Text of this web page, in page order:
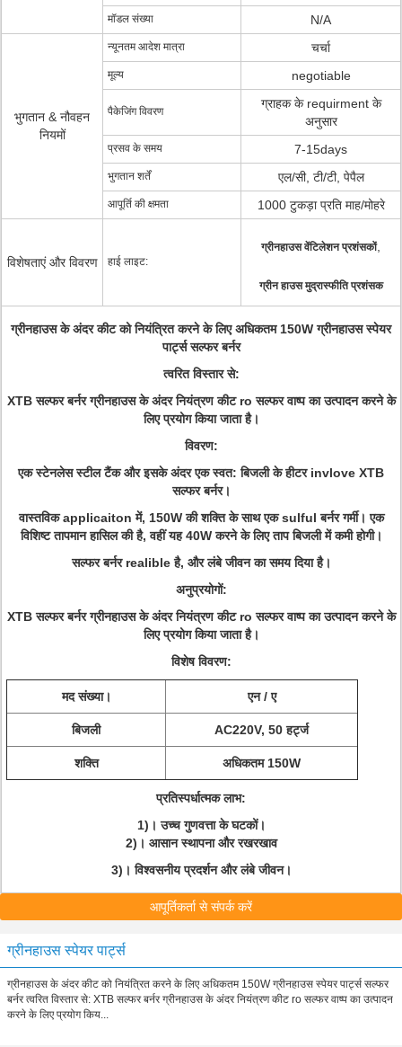
मॉडल संख्या N/A
भुगतान & नौवहन
नियमों
न्यूनतम आदेश मात्रा चर्चा
मूल्य negotiable
पैकेजिंग विवरण
ग्राहक के requirment के
अनुसार
प्रसव के समय 7-15days
भुगतान शर्तें एल/सी, टी/टी, पेपैल
आपूर्ति की क्षमता 1000 टुकड़ा प्रति माह/मोहरे
विशेषताएं और विवरण हाई लाइट:
ग्रीनहाउस वेंटिलेशन प्रशंसकों,
ग्रीन हाउस मुद्रास्फीति प्रशंसक
ग्रीनहाउस के अंदर कीट को नियंत्रित करने के लिए अधिकतम 150W ग्रीनहाउस स्पेयर
पार्ट्स सल्फर बर्नर
त्वरित विस्तार से:
XTB सल्फर बर्नर ग्रीनहाउस के अंदर नियंत्रण कीट ro सल्फर वाष्प का उत्पादन करने के
लिए प्रयोग किया जाता है।
विवरण:
एक स्टेनलेस स्टील टैंक और इसके अंदर एक स्वत: बिजली के हीटर invlove XTB
सल्फर बर्नर।
वास्तविक applicaiton में, 150W की शक्ति के साथ एक sulful बर्नर गर्मी। एक
विशिष्ट तापमान हासिल की है, वहीं यह 40W करने के लिए ताप बिजली में कमी होगी।
सल्फर बर्नर realible है, और लंबे जीवन का समय दिया है।
अनुप्रयोगों:
XTB सल्फर बर्नर ग्रीनहाउस के अंदर नियंत्रण कीट ro सल्फर वाष्प का उत्पादन करने के
लिए प्रयोग किया जाता है।
विशेष विवरण:
मद संख्या। एन / ए
बिजली AC220V, 50 हर्ट्ज
शक्ति अधिकतम 150W
प्रतिस्पर्धात्मक लाभ:
1)। उच्च गुणवत्ता के घटकों।
2)। आसान स्थापना और रखरखाव
3)। विश्वसनीय प्रदर्शन और लंबे जीवन।
आपूर्तिकर्ता से संपर्क करें
ग्रीनहाउस स्पेयर पार्ट्स
ग्रीनहाउस के अंदर कीट को नियंत्रित करने के लिए अधिकतम 150W ग्रीनहाउस स्पेयर पार्ट्स सल्फर
बर्नर त्वरित विस्तार से: XTB सल्फर बर्नर ग्रीनहाउस के अंदर नियंत्रण कीट ro सल्फर वाष्प का उत्पादन
करने के लिए प्रयोग किय...